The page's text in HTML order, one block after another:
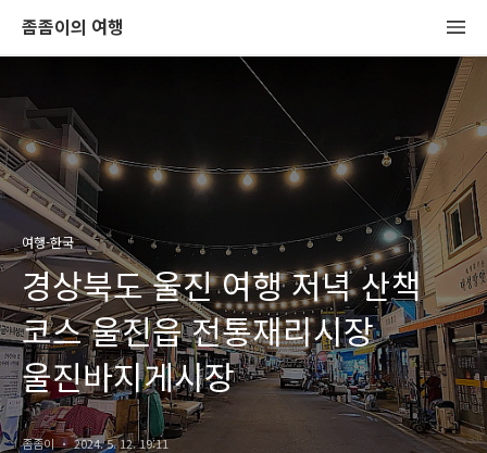
좀좀이의 여행
여행-한국
경상북도 울진 여행 저녁 산책
코스 울진읍 전통재리시장
울진바지게시장
좀좀이 2024. 5. 12. 19:11